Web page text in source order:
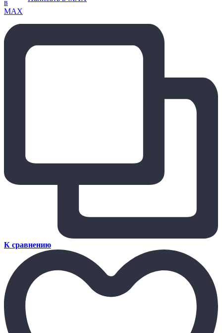
К сравнению